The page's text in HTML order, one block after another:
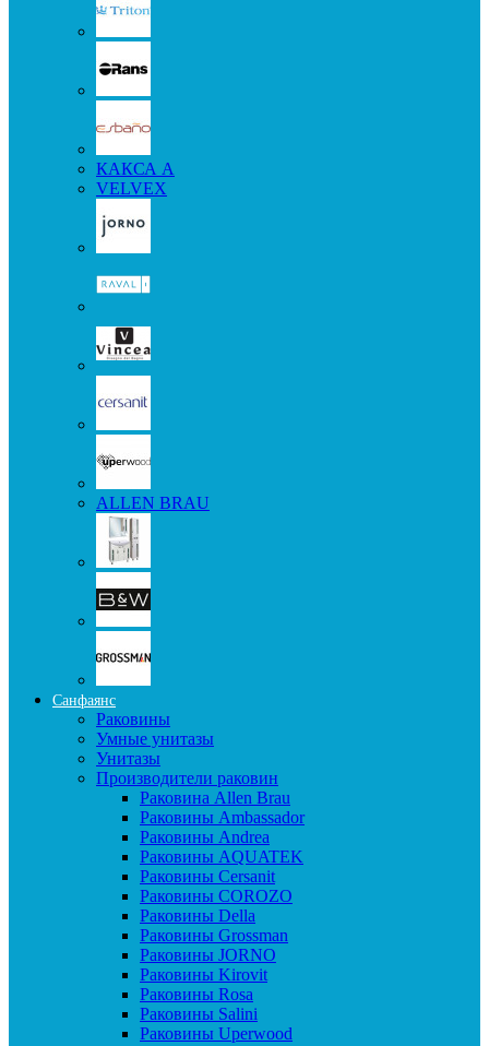
КАКСА А
VELVEX
ALLEN BRAU
Санфаянс
Раковины
Умные унитазы
Унитазы
Производители раковин
Раковина Allen Brau
Раковины Ambassador
Раковины Andrea
Раковины AQUATEK
Раковины Cersanit
Раковины COROZO
Раковины Della
Раковины Grossman
Раковины JORNO
Раковины Kirovit
Раковины Rosa
Раковины Salini
Раковины Uperwood